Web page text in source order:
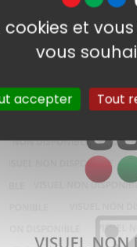
cookies et
vous
accepter Tout